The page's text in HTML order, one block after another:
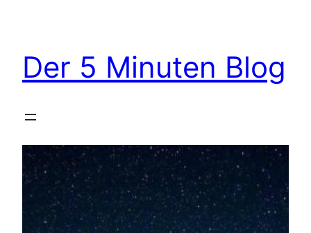
Der 5 Minuten Blog